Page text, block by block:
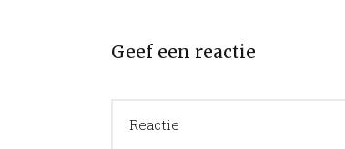
Geef een reactie